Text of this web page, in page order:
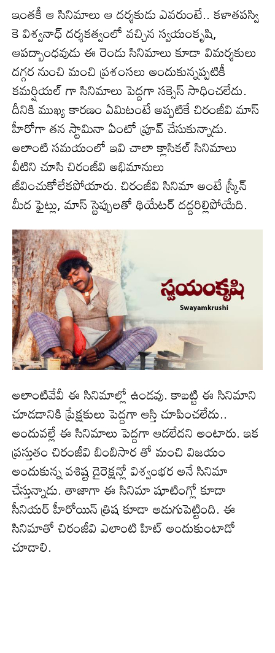
ఇంతకీ ఆ సినిమాలు ఆ దర్శకుడు ఎవ‌రుంటే.. కళాతపస్వి
కె విశ్వనాధ్ దర్శకత్వంలో వచ్చిన స్వయంకృషి,
ఆపద్బాంధవుడు ఈ రెండు సినిమాలు కూడా విమర్శకులు
దగ్గర నుంచి మంచి ప్రశంసలు అందుకున్నప్పటికీ
కమర్షియల్ గా సినిమాలు పెద్దగా సక్సెస్ సాధించలేదు.
దీనికి ముఖ్య కారణం ఏమిటంటే అప్పటికే చిరంజీవి మాస్
హీరోగా తన స్టామినా ఏంటో ప్రూవ్ చేసుకున్నాడు.
అలాంటి సమయంలో ఇవి చాలా క్లాసికల్ సినిమాలు
వీటిని చూసి చిరంజీవి అభిమానులు
జీవించుకోలేకపోయారు. చిరంజీవి సినిమా అంటే స్క్రీన్
మీద ఫైట్లు, మాస్‌ స్టెప్పులతో థియేటర్ దద్దరిల్లిపోయేది.
అలాంటివేవీ ఈ సినిమాల్లో ఉండవు. కాబట్టి ఈ సినిమాని
చూడడానికి ప్రేక్షకులు పెద్దగా ఆస్తి చూపించలేదు..
అందువల్లే ఈ సినిమాలు పెద్దగా ఆడలేదని అంటారు. ఇక
ప్రస్తుతం చిరంజీవి బింబిసార తో మంచి విజయం
అందుకున్న వశిష్ట డైరెక్షన్లో విశ్వంభర అనే సినిమా
చేస్తున్నాడు. తాజాగా ఈ సినిమా షూటింగ్లో కూడా
సీనియర్ హీరోయిన్ త్రిష కూడా అడుగుపెట్టింది. ఈ
సినిమాతో చిరంజీవి ఎలాంటి హిట్ అందుకుంటాడో
చూడాలి.